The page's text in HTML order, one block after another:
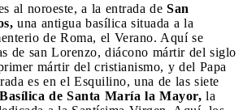
al noroeste, a la entrada de San
una antigua basílica situada a la
de Roma, el Verano. Aquí se
de san Lorenzo, diácono mártir del siglo
mártir del cristianismo, y del Papa
es en el Esquilino, una de las siete
Basílica de Santa María la Mayor, la